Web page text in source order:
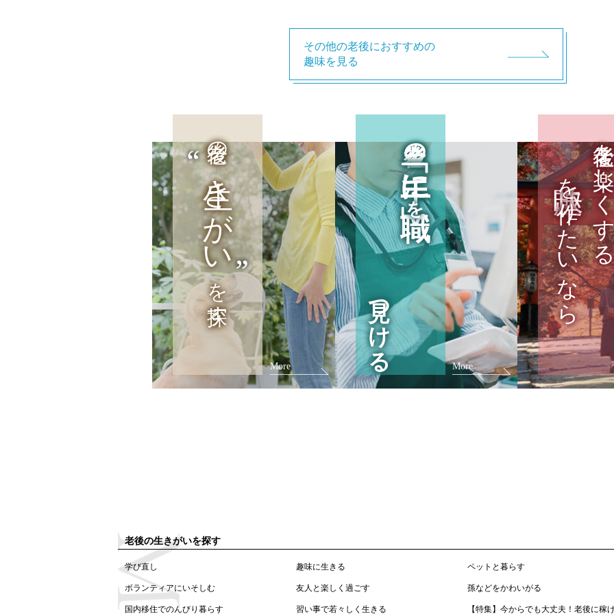
その他の老後におすすめの
趣味を見る
老後の
生きがい
を探す
More
老後の
「手に職」
を
見つける
More
老後を
を作りたいなら
老後の生きがいを探す
学び直し 趣味に生きる ペットと暮らす
ボランティアにいそしむ 友人と楽しく過ごす 孫などをかわいがる
国内移住でのんびり暮らす 習い事で若々しく生きる 【特集】今からでも大丈夫！老後に稼